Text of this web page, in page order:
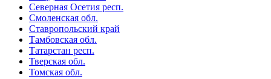
Северная Осетия респ.
Смоленская обл.
Ставропольский край
Тамбовская обл.
Татарстан респ.
Тверская обл.
Томская обл.